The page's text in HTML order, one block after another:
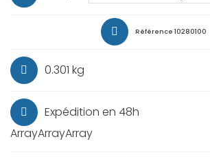
Référence 10280100
0.301 kg
Expédition en 48h
ArrayArrayArray